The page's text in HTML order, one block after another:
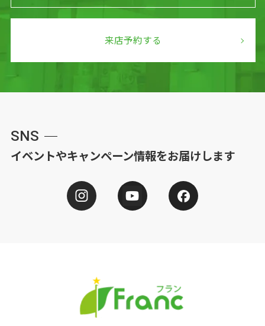
来店予約する
SNS
イベントやキャンペーン情報をお届けします